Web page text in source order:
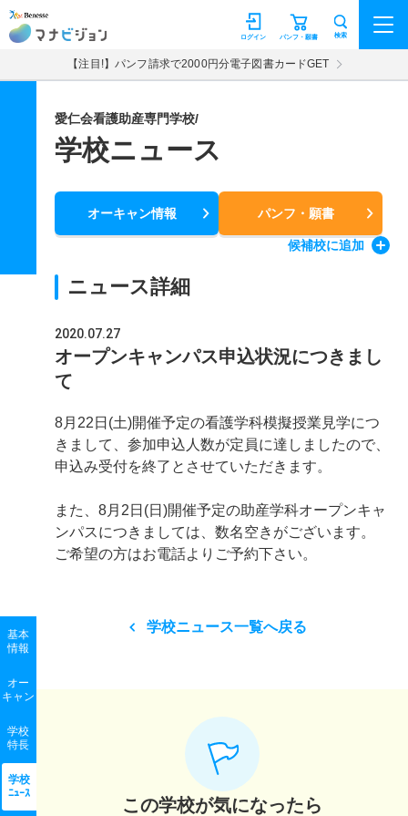
マナビジョン パンフ・願書
ログイン 検索
【注目!】パンフ請求で2000円分電子図書カードGET
愛仁会看護助産専門学校/
学校ニュース
オーキャン情報 パンフ・願書
候補校に追加
基本
情報
オー
キャン
学校
特長
学校
ﾆｭｰｽ
ニュース詳細
2020.07.27
オープンキャンパス申込状況につきまし
て
8月22日(土)開催予定の看護学科模擬授業見学につ
きまして、参加申込人数が定員に達しましたので、
申込み受付を終了とさせていただきます。
また、8月2日(日)開催予定の助産学科オープンキャ
ンパスにつきましては、数名空きがございます。
ご希望の方はお電話よりご予約下さい。
学校ニュース一覧へ戻る
この学校が気になったら